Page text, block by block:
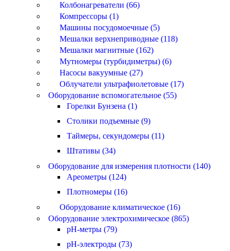
Колбонагреватели (66)
Компрессоры (1)
Машины посудомоечные (5)
Мешалки верхнеприводные (118)
Мешалки магнитные (162)
Мутномеры (турбидиметры) (6)
Насосы вакуумные (27)
Облучатели ультрафиолетовые (17)
Оборудование вспомогательное (55)
Горелки Бунзена (1)
Столики подъемные (9)
Таймеры, секундомеры (11)
Штативы (34)
Оборудование для измерения плотности (140)
Ареометры (124)
Плотномеры (16)
Оборудование климатическое (16)
Оборудование электрохимическое (865)
pH-метры (79)
pH-электроды (73)